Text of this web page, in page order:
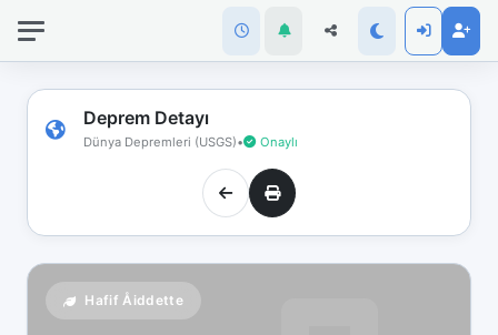
Deprem Detayı
Dünya Depremleri (USGS)• Onaylı
Hafif Åiddette
bağlantınız
koptu!
Çevrimdışı
moddasınız.